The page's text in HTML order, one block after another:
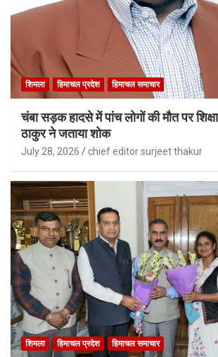
शिमला हिमाचल प्रदेश हिमाचल समाचार
चंबा सड़क हादसे में पांच लोगों की मौत पर शिक्षा
ठाकुर ने जताया शोक
July 28, 2026 chief editor surjeet thakur
शिमला हिमाचल प्रदेश हिमाचल समाचार